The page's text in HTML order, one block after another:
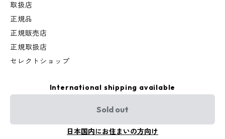
取扱店
正規品
正規販売店
正規取扱店
セレクトショップ
International shipping available
Sold out
日本国内にお住まいの方向け